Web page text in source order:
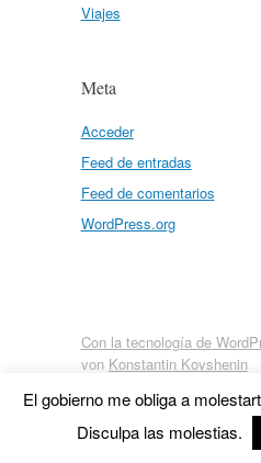
Viajes
Meta
Acceder
Feed de entradas
Feed de comentarios
WordPress.org
Con la tecnología de
von Konstantin Kovshenin
El gobierno me obliga a
Disculpa las molestias.